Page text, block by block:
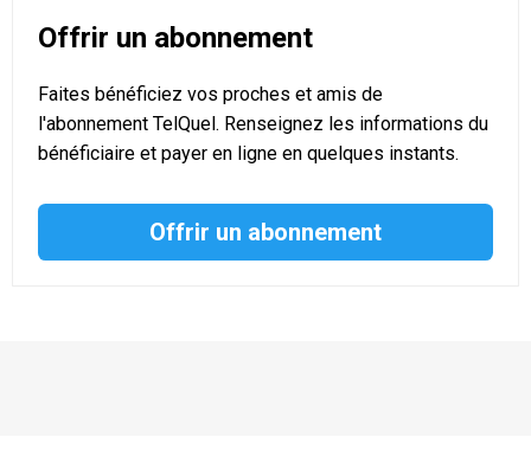
Offrir un abonnement
Faites bénéficiez vos proches et amis de
l'abonnement TelQuel. Renseignez les informations du
bénéficiaire et payer en ligne en quelques instants.
Offrir un abonnement